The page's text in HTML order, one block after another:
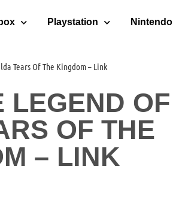
Playstation Nintendo
Tears Of The Kingdom – Link
LEGEND OF
OF THE
– LINK